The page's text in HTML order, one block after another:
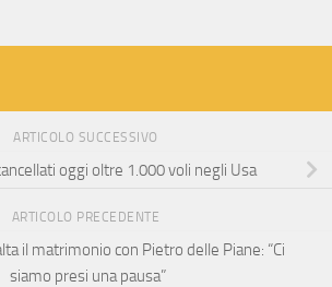
ARTICOLO SUCCESSIVO
oggi oltre 1.000 voli negli Usa
ARTICOLO PRECEDENTE
il matrimonio con Pietro delle Piane: “Ci
siamo presi una pausa”